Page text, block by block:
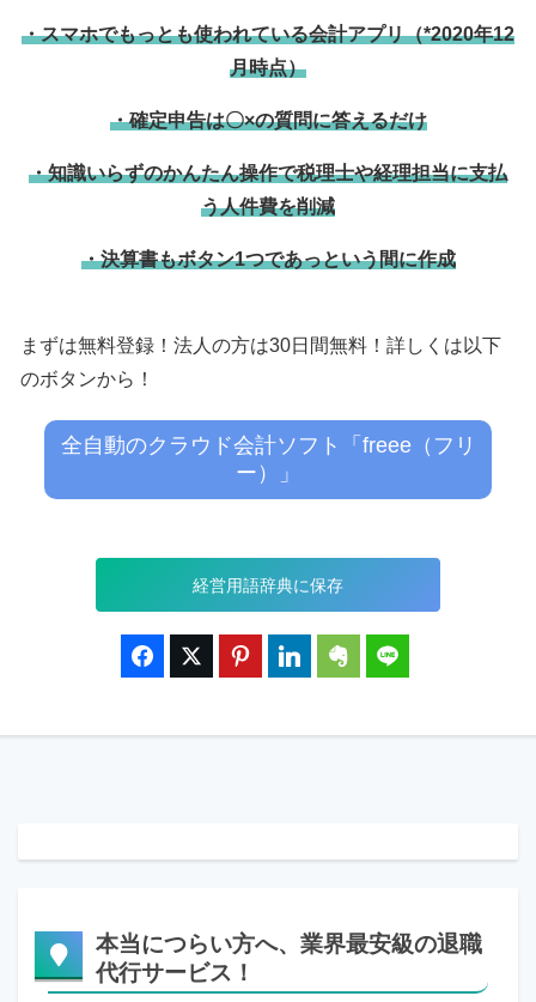
・スマホでもっとも使われている会計アプリ（*2020年12
月時点）
・確定申告は〇×の質問に答えるだけ
・知識いらずのかんたん操作で税理士や経理担当に支払
う人件費を削減
・決算書もボタン1つであっという間に作成
まずは無料登録！法人の方は30日間無料！詳しくは以下
のボタンから！
全自動のクラウド会計ソフト「freee（フリ
ー）」
経営用語辞典に保存
本当につらい方へ、業界最安級の退職
代行サービス！